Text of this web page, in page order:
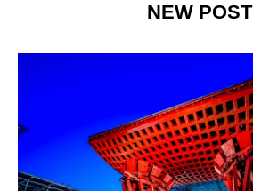
NEW POST